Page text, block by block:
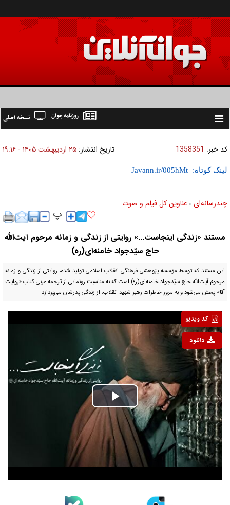
Toggle
نسخه اصلی روزنامه جوان
کد خبر: 1358351 تاریخ انتشار: ۲۵ ارديبهشت ۱۴۰۵ - ۱۹:۱۶
لینک کوتاه:
چندرسانه‌ای » عناوین کل فیلم و صوت
مستند «زندگی اینجاست...» روایتی از زندگی و زمانه مرحوم آیت‌الله
حاج سیّدجواد خامنه‌ای(ره)
این مستند که توسط مؤسسه پژوهشی فرهنگی انقلاب اسلامی تولید شده، روایتی از زندگی و زمانه
مرحوم آیت‌الله حاج سیّدجواد خامنه‌ای(ره) است که به مناسبت رونمایی از ترجمه عربی کتاب «روایت
آقا» پخش می‌شود و به مرور خاطرات رهبر شهید انقلاب، از زندگی پدرشان می‌پردازد.
Play
Video
کد ویدیو
دانلود